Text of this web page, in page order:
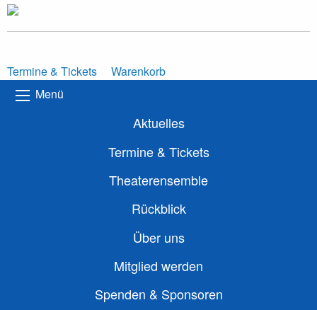
Termine & Tickets
Warenkorb
Menü
Aktuelles
Termine & Tickets
Theaterensemble
Rückblick
Über uns
Mitglied werden
Spenden & Sponsoren